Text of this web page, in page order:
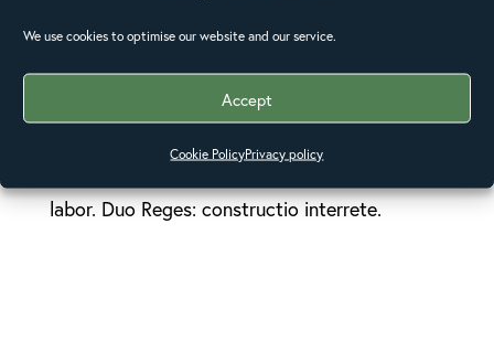
We use cookies to optimise our website and our service.
Accept
Cookie PolicyPrivacy policy
nomine appellas? Obsecro, inquit, Torquate,
haec dicit Epicurus? Habes, inquam, Cato,
formam eorum, de quibus loquor,
philosophorum. Itaque in rebus minime
labor. Duo Reges: constructio interrete.